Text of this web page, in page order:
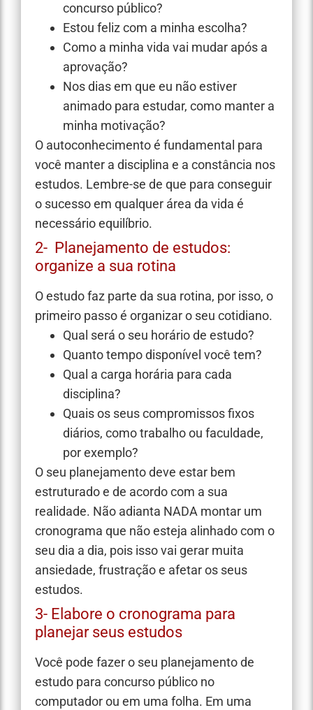
concurso público?
Estou feliz com a minha escolha?
Como a minha vida vai mudar após a
aprovação?
Nos dias em que eu não estiver
animado para estudar, como manter a
minha motivação?
O autoconhecimento é fundamental para
você manter a disciplina e a constância nos
estudos. Lembre-se de que para conseguir
o sucesso em qualquer área da vida é
necessário equilíbrio.
2- Planejamento de estudos:
organize a sua rotina
O estudo faz parte da sua rotina, por isso, o
primeiro passo é organizar o seu cotidiano.
Qual será o seu horário de estudo?
Quanto tempo disponível você tem?
Qual a carga horária para cada
disciplina?
Quais os seus compromissos fixos
diários, como trabalho ou faculdade,
por exemplo?
O seu planejamento deve estar bem
estruturado e de acordo com a sua
realidade. Não adianta NADA montar um
cronograma que não esteja alinhado com o
seu dia a dia, pois isso vai gerar muita
ansiedade, frustração e afetar os seus
estudos.
3- Elabore o cronograma para
planejar seus estudos
Você pode fazer o seu planejamento de
estudo para concurso público no
computador ou em uma folha. Em uma